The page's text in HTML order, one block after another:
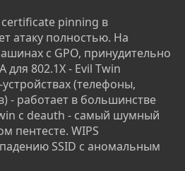
certificate pinning в
атаку полностью. На
с GPO, принудительно
802.1X - Evil Twin
(телефоны,
- работает в большинстве
с deauth - самый шумный
пентесте. WIPS
SSID с аномальным